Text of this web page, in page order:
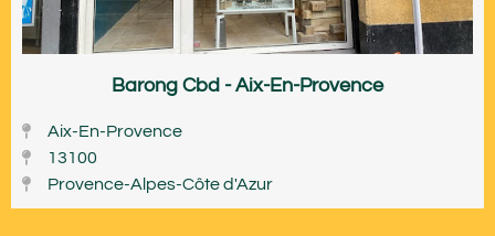
Barong Cbd - Aix-En-Provence
Aix-En-Provence
13100
Provence-Alpes-Côte d'Azur